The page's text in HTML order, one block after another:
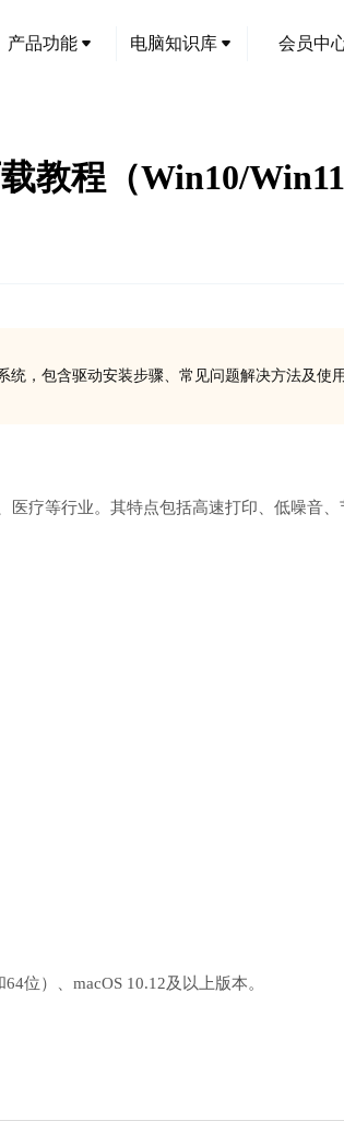
产品功能 电脑知识库 会员中
教程（Win10/Win11
，包含驱动安装步骤、常见问题解决方法及使用
疗等行业。其特点包括高速打印、低噪音、
位）、macOS 10.12及以上版本。